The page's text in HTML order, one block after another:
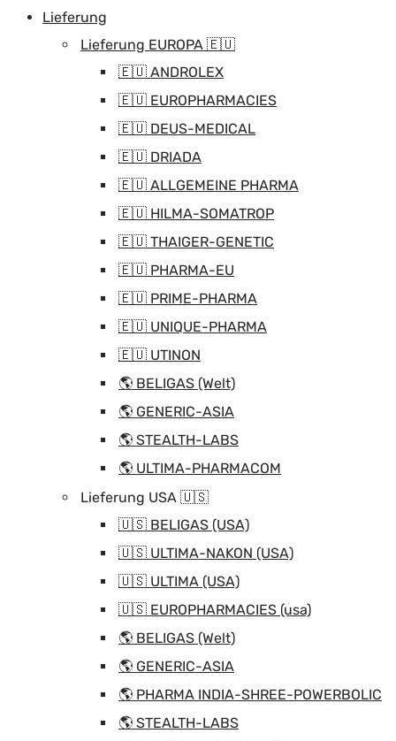
Lieferung
Lieferung EUROPA 🇪🇺
🇪🇺 ANDROLEX
🇪🇺 EUROPHARMACIES
🇪🇺 DEUS-MEDICAL
🇪🇺 DRIADA
🇪🇺 ALLGEMEINE PHARMA
🇪🇺 HILMA-SOMATROP
🇪🇺 THAIGER-GENETIC
🇪🇺 PHARMA-EU
🇪🇺 PRIME-PHARMA
🇪🇺 UNIQUE-PHARMA
🇪🇺 UTINON
🌎 BELIGAS (Welt)
🌎 GENERIC-ASIA
🌎 STEALTH-LABS
🌎 ULTIMA-PHARMACOM
Lieferung USA 🇺🇸
🇺🇸 BELIGAS (USA)
🇺🇸 ULTIMA-NAKON (USA)
🇺🇸 ULTIMA (USA)
🇺🇸 EUROPHARMACIES (usa)
🌎 BELIGAS (Welt)
🌎 GENERIC-ASIA
🌎 PHARMA INDIA-SHREE-POWERBOLIC
🌎 STEALTH-LABS